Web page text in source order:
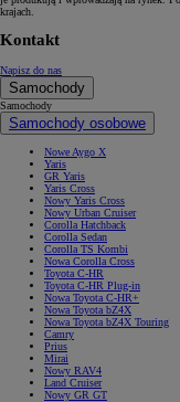
krajach.
Kontakt
Napisz do nas
Samochody
Samochody
Samochody osobowe
Nowe Aygo X
Yaris
GR Yaris
Yaris Cross
Nowy Yaris Cross
Nowy Urban Cruiser
Corolla Hatchback
Corolla Sedan
Corolla TS Kombi
Nowa Corolla Cross
Toyota C-HR
Toyota C-HR Plug-in
Nowa Toyota C-HR+
Nowa Toyota bZ4X
Nowa Toyota bZ4X Touring
Camry
Prius
Mirai
Nowy RAV4
Land Cruiser
Nowy GR GT